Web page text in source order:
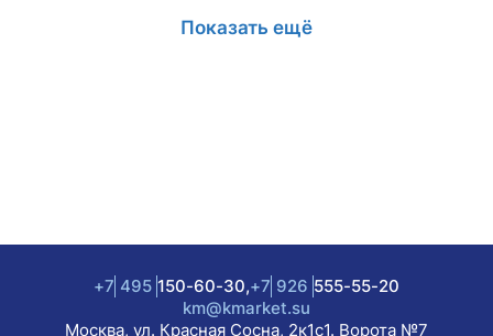
Показать ещё
+7 495 150-60-30,+7 926 555-55-20
km@kmarket.su
Москва, ул. Красная Сосна, 2к1с1. Ворота №7